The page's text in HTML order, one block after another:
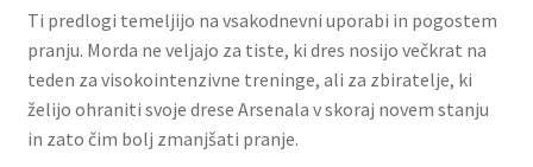
Ti predlogi temeljijo na vsakodnevni uporabi in pogostem
pranju. Morda ne veljajo za tiste, ki dres nosijo večkrat na
teden za visokointenzivne treninge, ali za zbiratelje, ki
želijo ohraniti svoje drese Arsenala v skoraj novem stanju
in zato čim bolj zmanjšati pranje.